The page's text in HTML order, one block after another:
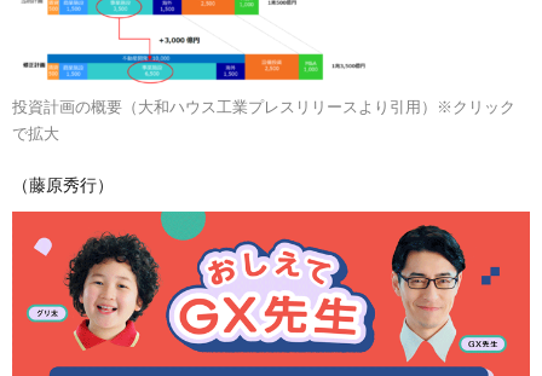
投資計画の概要（大和ハウス工業プレスリリースより引用）※クリック
で拡大
（藤原秀行）